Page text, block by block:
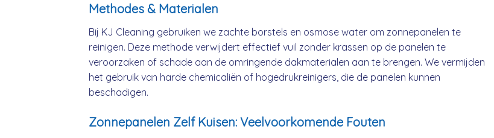
Methodes & Materialen
Bij KJ Cleaning gebruiken we zachte borstels en osmose water om zonnepanelen te
reinigen. Deze methode verwijdert effectief vuil zonder krassen op de panelen te
veroorzaken of schade aan de omringende dakmaterialen aan te brengen. We vermijden
het gebruik van harde chemicaliën of hogedrukreinigers, die de panelen kunnen
beschadigen.
Zonnepanelen Zelf Kuisen: Veelvoorkomende Fouten